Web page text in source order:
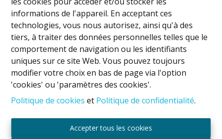
informations de l'appareil. En acceptant ces
technologies, vous nous autorisez, ainsi qu'à des
tiers, à traiter des données personnelles telles que le
comportement de navigation ou les identifiants
uniques sur ce site Web. Vous pouvez toujours
modifier votre choix en bas de page via l'option
'cookies' ou 'paramètres des cookies'.
Politique de cookies et Politique de confidentialité.
Accepter tous les cookies
Mentions légales
Titulaire IPI: David GUNEL
Agent immobilier intermédiaire et régisseur